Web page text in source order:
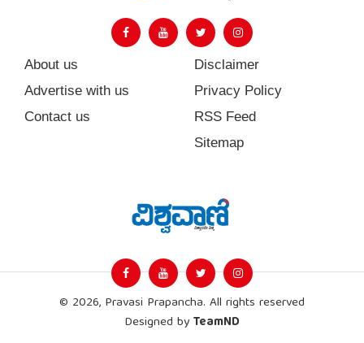
About us
Advertise with us
Contact us
Disclaimer
Privacy Policy
RSS Feed
Sitemap
© 2026, Pravasi Prapancha. All rights reserved
Designed byTeamND